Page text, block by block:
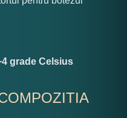
grade Celsius